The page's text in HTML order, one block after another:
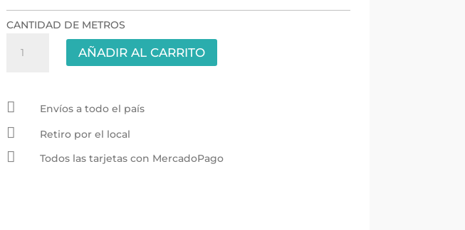
CANTIDAD DE METROS
Liso
Mostaza
AÑADIR AL CARRITO
 Envíos a todo el país
 Retiro por el local
 Todos las tarjetas con MercadoPago